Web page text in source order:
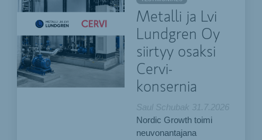
Metalli ja Lvi
Lundgren Oy
siirtyy osaksi
Cervi-
konsernia
Saul Schubak 31.7.2026
Nordic Growth toimi
neuvonantajana